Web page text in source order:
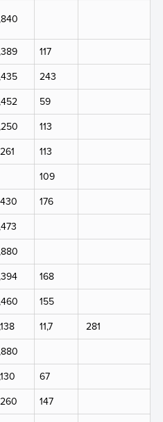
117
243
59
113
113
109
176
168
155
11,7
281
67
147